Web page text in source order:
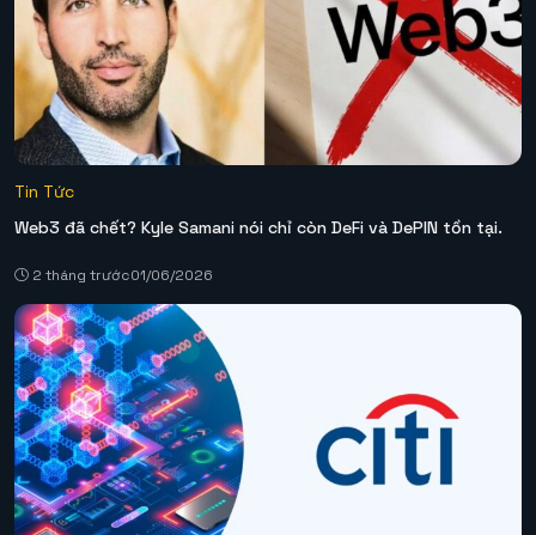
Tin Tức
Web3 đã chết? Kyle Samani nói chỉ còn DeFi và DePIN tồn tại.
2 tháng trước01/06/2026